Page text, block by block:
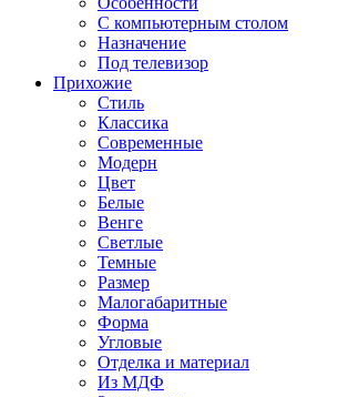
С компьютерным столом
Назначение
Под телевизор
Прихожие
Стиль
Классика
Современные
Модерн
Цвет
Белые
Венге
Светлые
Темные
Размер
Малогабаритные
Форма
Угловые
Отделка и материал
Из МДФ